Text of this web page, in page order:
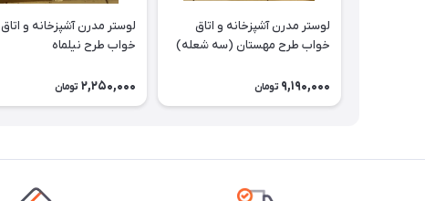
لوستر مدرن آشپزخانه و اتاق
خواب طرح مهستان (سه شعله)
9,190,000 تومان
لوستر مدرن آشپزخانه و اتاق
خواب طرح نیلماه
2,250,000 تومان